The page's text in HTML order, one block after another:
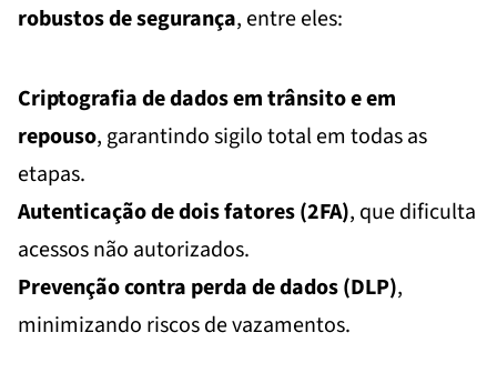
robustos de segurança, entre eles:
Criptografia de dados em trânsito e em
repouso, garantindo sigilo total em todas as
etapas.
Autenticação de dois fatores (2FA), que dificulta
acessos não autorizados.
Prevenção contra perda de dados (DLP),
minimizando riscos de vazamentos.